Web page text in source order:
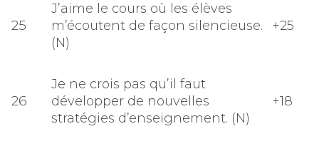
25
J’aime le cours où les élèves
m’écoutent de façon silencieuse.
(N)
+25
26
Je ne crois pas qu’il faut
développer de nouvelles
stratégies d’enseignement. (N)
+18